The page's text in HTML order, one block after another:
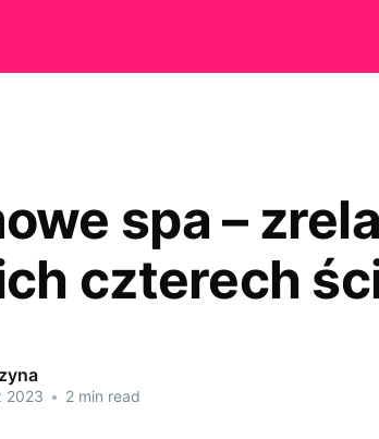
spa –
czterech
2023 • 2 min read